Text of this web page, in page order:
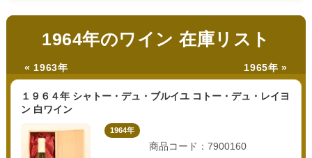
1964年のワイン 在庫リスト
« 1963年 1965年 »
１９６４年 シャトー・デュ・ブルイユ コトー・デュ・レイヨ
ン 白ワイン
1964年
商品コード：7900160